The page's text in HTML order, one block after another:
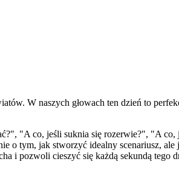
W naszych głowach ten dzień to
"A co, jeśli suknia się rozerwie?", "A
o tym, jak stworzyć idealny scenariusz, ale
i pozwoli cieszyć się każdą sekundą tego